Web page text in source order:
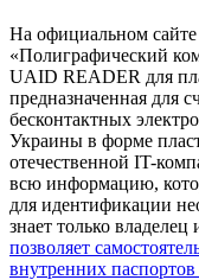
На официальном сайте
«Полиграфический
UAID READER для
предназначенная для
бесконтактных
Украины в форме
отечественной IT-
всю информацию,
для идентификации
знает только владелец
позволяет
внутренних